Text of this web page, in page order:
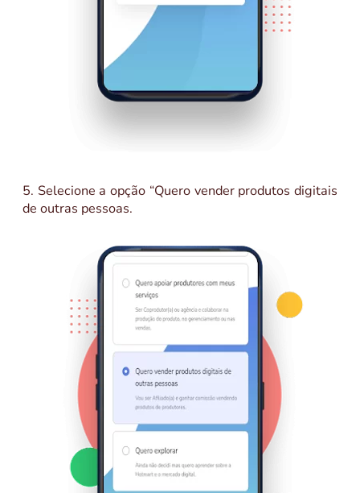
5. Selecione a opção “Quero vender produtos digitais
de outras pessoas.